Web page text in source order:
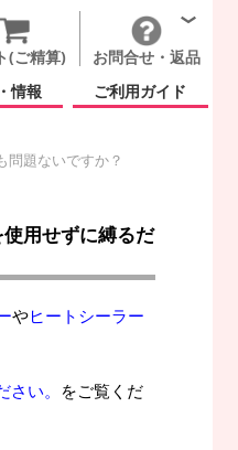
(ご精算)
お問合せ・返品
情報 ご利用ガイド
問題ないですか？
用せずに縛るだ
やヒートシーラー
い。 をご覧くだ